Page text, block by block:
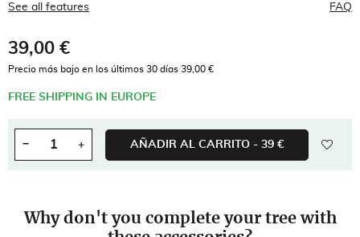
See all features FAQ
39,00 €
Impuestos incluidos
Precio más bajo en los últimos 30 días 39,00 €
FREE SHIPPING IN EUROPE
Cantidad
− + AÑADIR AL CARRITO - 39 €
Why don't you complete your tree with